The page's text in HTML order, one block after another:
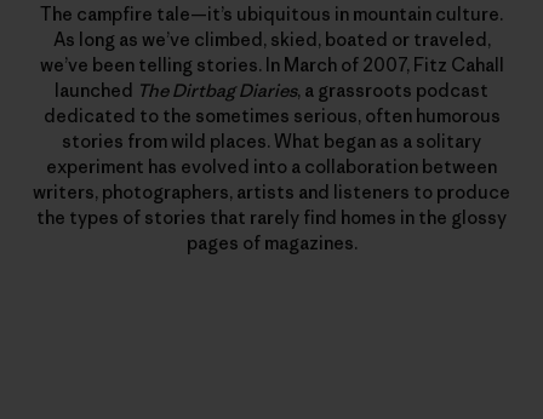
The campfire tale—it’s ubiquitous in mountain culture.
As long as we’ve climbed, skied, boated or traveled,
we’ve been telling stories. In March of 2007, Fitz Cahall
launched The Dirtbag Diaries, a grassroots podcast
dedicated to the sometimes serious, often humorous
stories from wild places. What began as a solitary
experiment has evolved into a collaboration between
writers, photographers, artists and listeners to produce
the types of stories that rarely find homes in the glossy
pages of magazines.